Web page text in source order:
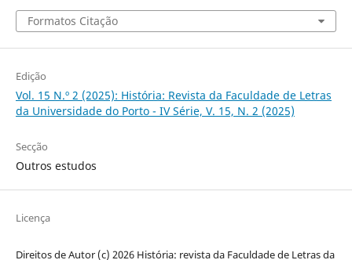
Formatos Citação
Edição
Vol. 15 N.º 2 (2025): História: Revista da Faculdade de Letras
da Universidade do Porto - IV Série, V. 15, N. 2 (2025)
Secção
Outros estudos
Licença
Direitos de Autor (c) 2026 História: revista da Faculdade de Letras da